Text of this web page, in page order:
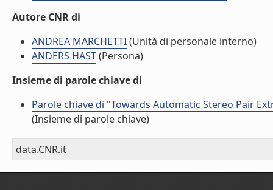
Autore CNR di
ANDREA MARCHETTI(Unità di personale interno)
ANDERS HAST(Persona)
Insieme di parole chiave di
Parole chiave di "Towards Automatic Stereo Pair
(Insieme di parole chiave)
data.CNR.it